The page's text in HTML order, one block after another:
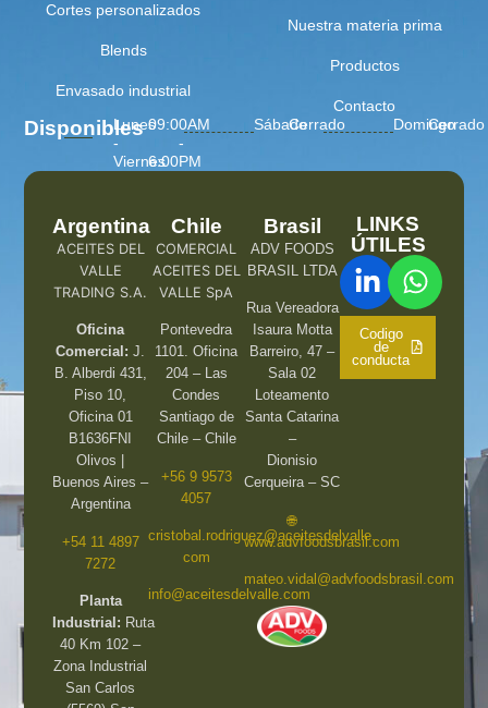
Cortes personalizados
Blends
Envasado industrial
Nuestra materia prima
Productos
Contacto
Disponibles
Lunes
-
Viernes
09:00AM
-
6:00PM
SábadoCerrado DomingoCerrado
Argentina
ACEITES DEL
VALLE
TRADING S.A.
Oficina
Comercial: J.
B. Alberdi 431,
Piso 10,
Oficina 01
B1636FNI
Olivos |
Buenos Aires –
Argentina
+54 11 4897
7272
Planta
Industrial: Ruta
40 Km 102 –
Zona Industrial
San Carlos
Chile
COMERCIAL
ACEITES DEL
VALLE SpA
Pontevedra
1101. Oficina
204 – Las
Condes
Santiago de
Chile – Chile
+56 9 9573
4057
cristobal.rodriguez@aceitesdelvalle.
com
info@aceitesdelvalle.com
Brasil
ADV FOODS
BRASIL LTDA
Rua Vereadora
Isaura Motta
Barreiro, 47 –
Sala 02
Loteamento
Santa Catarina
–
Dionisio
Cerqueira – SC
🌐
www.advfoodsbrasil.com
mateo.vidal@advfoodsbrasil.com
LINKS
ÚTILES
Codigo
de
conducta